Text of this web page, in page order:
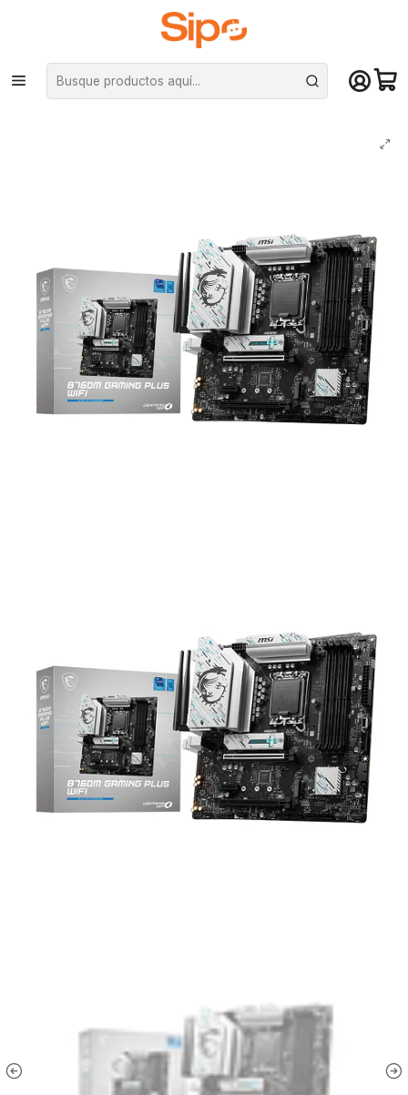
¡Compra hasta mediodía y recibe hoy! De lunes a sábado en el gran
Santiago. Envío gratis desde $29.990
Inicio Componentes PC Placas Madre Intel LGA 1700
Placa Madre MSI B760M Gaming Plus Wifi LGA 1700, 4xDDR5 mATX